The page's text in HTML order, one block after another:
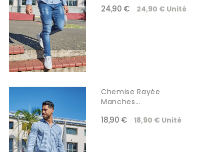
24,90 € 24,90 € Unité
Chemise Rayée
Manches...
18,90 € 18,90 € Unité